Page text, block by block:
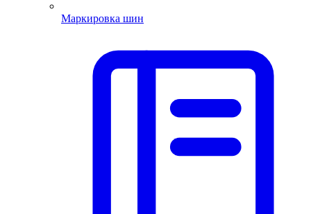
Маркировка шин